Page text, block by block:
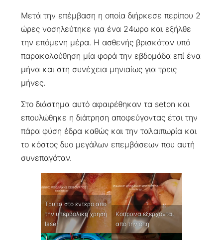
Μετά την επέμβαση η οποία διήρκεσε περίπου 2
ώρες νοσηλεύτηκε για ένα 24ωρο και εξήλθε
την επόμενη μέρα. Η ασθενής βρισκόταν υπό
παρακολούθηση μία φορά την εβδομάδα επί ένα
μήνα και στη συνέχεια μηνιαίως για τρεις
μήνες.
Στο διάστημα αυτό αφαιρέθηκαν τα seton και
επουλώθηκε η διάτρηση αποφεύγοντας έτσι την
πάρα φύση έδρα καθώς και την ταλαιπωρία και
το κόστος δυο μεγάλων επεμβάσεων που αυτή
συνεπαγόταν.
Τρυπα στο εντερο απο
την υπερβολικη χρηση
laser
Κοπρανα εξερχονται
απο την οπη